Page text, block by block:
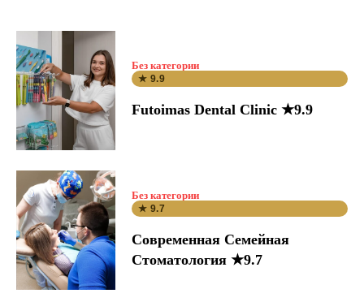
Без категории
★ 9.9
Futoimas Dental Clinic ★9.9
Без категории
★ 9.7
Современная Семейная
Стоматология ★9.7